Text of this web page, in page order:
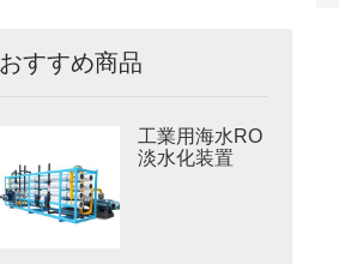
おすすめ商品
工業用海水RO
淡水化装置